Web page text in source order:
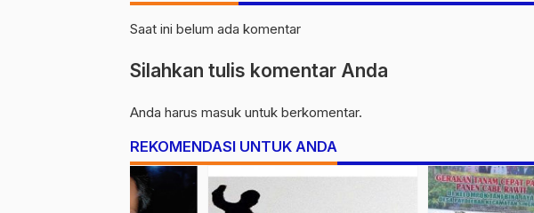
Saat ini belum ada komentar
Silahkan tulis komentar Anda
Anda harus masuk untuk berkomentar.
REKOMENDASI UNTUK ANDA